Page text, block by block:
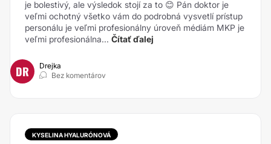
je bolestivý, ale výsledok stojí za to 😊 Pán doktor je
veľmi ochotný všetko vám do podrobná vysvetlí prístup
personálu je veľmi profesionálny úroveň médiám MKP je
veľmi profesionálna... Čítať ďalej
DR
Drejka
Bez komentárov
KYSELINA HYALURÓNOVÁ